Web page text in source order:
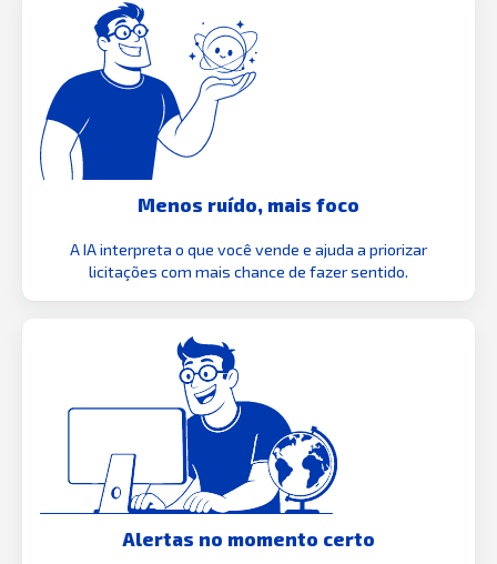
Menos ruído, mais foco
A IA interpreta o que você vende e ajuda a priorizar
licitações com mais chance de fazer sentido.
Alertas no momento certo